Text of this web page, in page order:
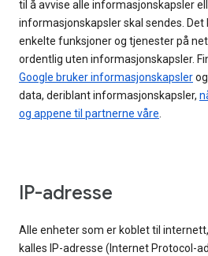
til å avvise alle informasjonskapsler
informasjonskapsler skal sendes.
enkelte funksjoner og tjenester på
ordentlig uten informasjonskapsler.
Google bruker informasjonskapsler
data, deriblant informasjonskapsler,
og appene til partnerne våre.
IP-adresse
Alle enheter som er koblet til
kalles IP-adresse (Internet Protocol-